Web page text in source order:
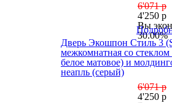
6'071 р
4'250 р
Вы
30.00%
Дверь Экошпон Стиль 3
межкомнатная со стеклом
белое матовое) и
неапль (серый)
6'071 р
4'250 р